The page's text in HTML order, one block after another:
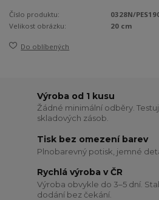
Číslo produktu:
0328N/
Velikost obrázku:
20 cm
Do oblíbených
Výroba od 1 kusu
Žádné minimální odběry.
skladových zásob.
Tisk bez omezení barev
Plnobarevný potisk, jemné
Rychlá výroba v ČR
Výroba obvykle do 3–5 dní.
dodání bez čekání.